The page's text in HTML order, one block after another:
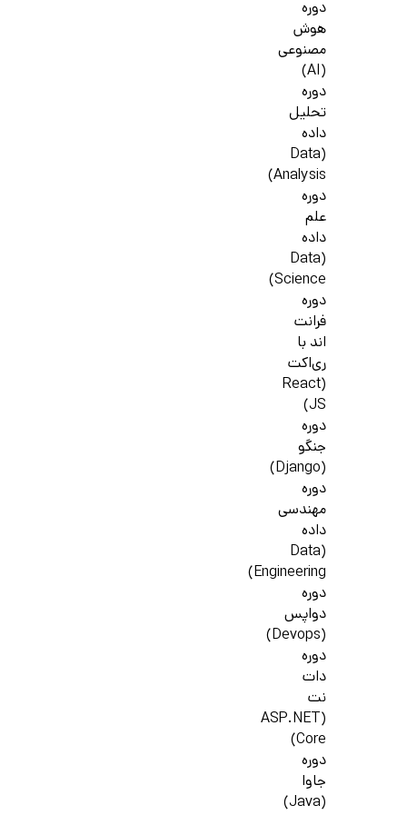
دوره
هوش
مصنوعی
(AI)
دوره
تحلیل
داده
(Data
Analysis)
دوره
علم
داده
(Data
Science)
دوره
فرانت
اند با
ری‌اکت
(React
JS)
دوره
جنگو
(Django)
دوره
مهندسی
داده
(Data
Engineering)
دوره
دواپس
(Devops)
دوره
دات
نت
(ASP.NET
Core)
دوره
جاوا
(Java)